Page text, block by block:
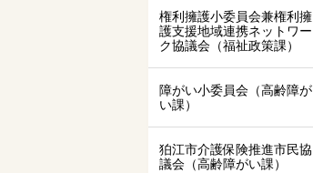
権利擁護小委員会兼権利擁
護支援地域連携ネットワー
ク協議会（福祉政策課）
障がい小委員会（高齢障が
い課）
狛江市介護保険推進市民協
議会（高齢障がい課）